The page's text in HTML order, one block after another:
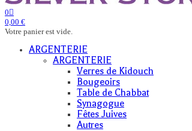
0
0,00 €
Votre panier est vide.
ARGENTERIE
ARGENTERIE
Verres de Kidouch
Bougeoirs
Table de Chabbat
Synagogue
Fêtes Juives
Autres